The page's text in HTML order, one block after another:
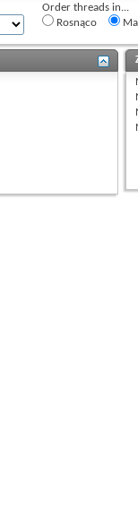
Order threads in...
Rosnąco